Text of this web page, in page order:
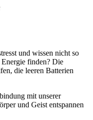
und wissen nicht so
finden? Die
die leeren Batterien
mit unserer
und Geist entspannen